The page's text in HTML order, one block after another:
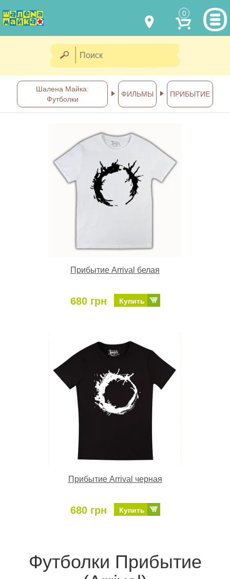
0
(067) 011 0404
shalena@mayka.dp.ua
г.Днепр, ул. Ярослава Мудрого, 68
Посмотреть на карте
Отправка по Украине каждый
день
НАШИ РАБОТЫ
КАК КУПИТЬ
КАК НАС НАЙТИ
ПОЛНАЯ ВЕРСИЯ САЙТА
Шалена Майка:
Футболки
ФИЛЬМЫ ПРИБЫТИЕ
Прибытие Arrival белая
680 грн Купить
Прибытие Arrival черная
680 грн Купить
Футболки Прибытие